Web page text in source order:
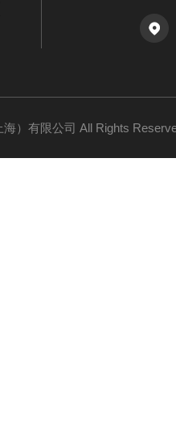
海）有限公司 All Rights